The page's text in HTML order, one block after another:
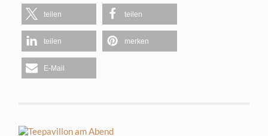
teilen teilen
teilen merken
E-Mail